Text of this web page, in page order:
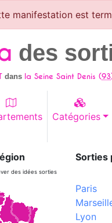
manifestation est
des
dans la Seine Saint Denis (93
Catégories
des idées sorties
Sorties
Paris
Lyon